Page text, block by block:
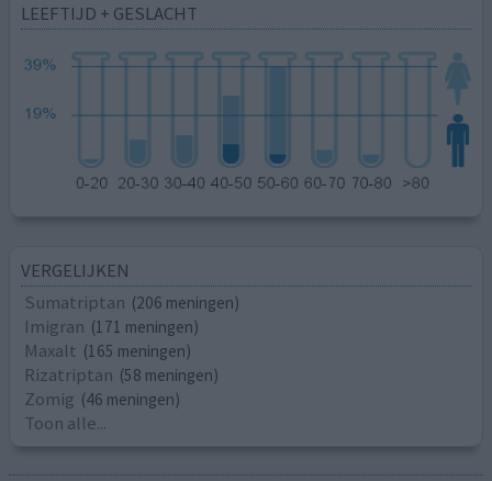
LEEFTIJD + GESLACHT
VERGELIJKEN
Sumatriptan (206 meningen)
Imigran (171 meningen)
Maxalt (165 meningen)
Rizatriptan (58 meningen)
Zomig (46 meningen)
Toon alle...